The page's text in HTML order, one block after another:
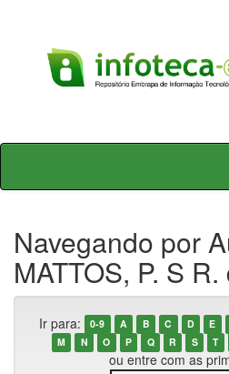
Skip
Navegando por
MATTOS, P. S R.
Ir para: 0-9 A B C D E
M
N O P Q R S T
ou entre com as